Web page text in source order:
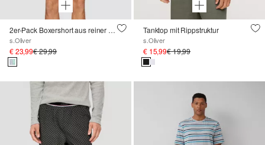
2er-Pack Boxershort aus reiner Baumwolle
s.Oliver
€ 23,99€ 29,99
Tanktop mit Rippstruktur
s.Oliver
€ 15,99€ 19,99